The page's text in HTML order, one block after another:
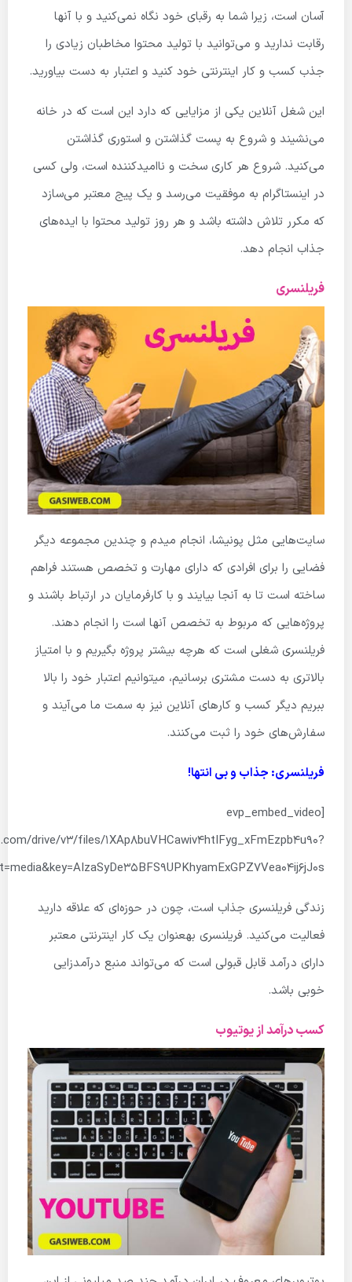
آسان است، زیرا شما به رقبای خود نگاه نمی‌کنید و با آنها
رقابت ندارید و می‌توانید با تولید محتوا مخاطبان زیادی را
جذب کسب و کار اینترنتی خود کنید و اعتبار به دست بیاورید.
این شغل آنلاین یکی از مزایایی که دارد این است که در خانه
می‌نشیند و شروع به پست گذاشتن و استوری گذاشتن
می‌کنید. شروع هر کاری سخت و ناامیدکننده است، ولی کسی
در اینستاگرام به موفقیت می‌رسد و یک پیج معتبر می‌سازد
که مکرر تلاش داشته باشد و هر روز تولید محتوا با ایده‌های
جذاب انجام دهد.
فریلنسری
سایت‌هایی مثل پونیشا، انجام میدم و چندین مجموعه دیگر
فضایی را برای افرادی که دارای مهارت و تخصص هستند فراهم
ساخته است تا به آنجا بیایند و با کارفرمایان در ارتباط باشند و
پروژه‌هایی که مربوط به تخصص آنها است را انجام دهند.
فریلنسری شغلی است که هرچه بیشتر پروژه بگیریم و با امتیاز
بالاتری به دست مشتری برسانیم، می­توانیم اعتبار خود را بالا
ببریم دیگر کسب و کارهای آنلاین نیز به سمت ما می‌آیند و
سفارش‌های خود را ثبت می‌کنند.
فریلنسری: جذاب و بی انتها!
[evp_embed_video
drive/v3/files/1XAp8buVHCawiv4htIFyg_xFmEzpb4u90?
زندگی فریلنسری جذاب است، چون در حوزه‌ای که علاقه دارید
فعالیت می‌کنید. فریلنسری به­عنوان یک کار اینترنتی معتبر
دارای درآمد قابل قبولی است که می‌تواند منبع درآمدزایی
خوبی باشد.
کسب درآمد از یوتیوب